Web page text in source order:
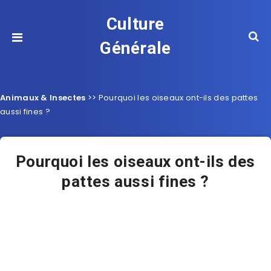
Culture
Générale
Animaux & Insectes >> Pourquoi les oiseaux ont-ils des pattes
aussi fines ?
Pourquoi les oiseaux ont-ils des
pattes aussi fines ?